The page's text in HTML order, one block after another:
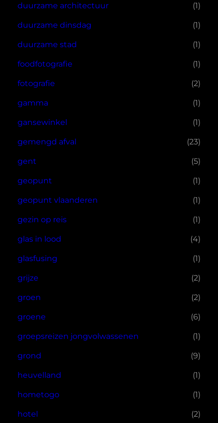
duurzame architectuur (1)
duurzame dinsdag (1)
duurzame stad (1)
foodfotografie (1)
fotografie (2)
gamma (1)
gansewinkel (1)
gemengd afval (23)
gent (5)
geopunt (1)
geopunt vlaanderen (1)
gezin op reis (1)
glas in lood (4)
glasfusing (1)
grijze (2)
groen (2)
groene (6)
groepsreizen jongvolwassenen (1)
grond (9)
heuvelland (1)
hometogo (1)
hotel (2)